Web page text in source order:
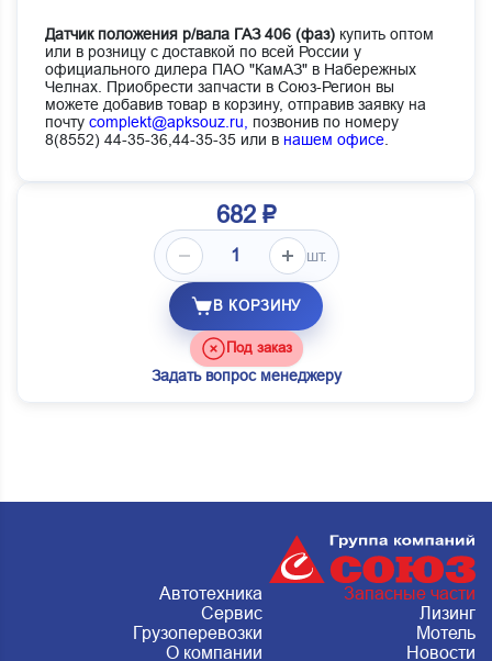
Датчик положения р/вала ГАЗ 406 (фаз) купить оптом
или в розницу с доставкой по всей России у
официального дилера ПАО "КамАЗ" в Набережных
Челнах. Приобрести запчасти в Союз-Регион вы
можете добавив товар в корзину, отправив заявку на
почту complekt@apksouz.ru,
позвонив по номеру
8(8552) 44-35-36,44-35-35 или в нашем офисе
682 ₽
шт.
В КОРЗИНУ
Под заказ
Задать вопрос менеджеру
Автотехника
Запасные части
Сервис
Лизинг
Грузоперевозки
Мотель
О компании
Новости